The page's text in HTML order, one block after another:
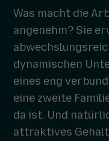
Was macht die
angenehm? Sie
dynamischen
eines eng
eine zweite
da ist. Und
attraktives